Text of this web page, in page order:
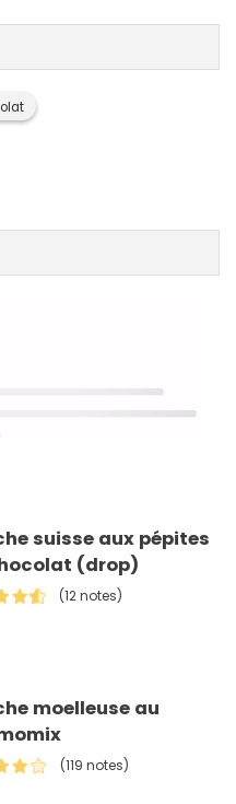
suisse aux pépites
(drop)
(12 notes)
moelleuse au
(119 notes)